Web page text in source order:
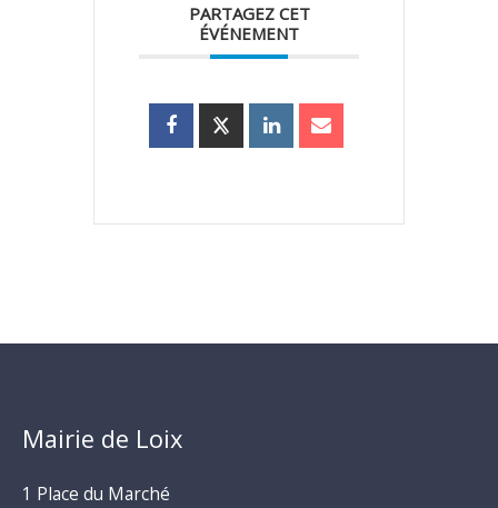
PARTAGEZ CET
ÉVÉNEMENT
Mairie de Loix
1 Place du Marché